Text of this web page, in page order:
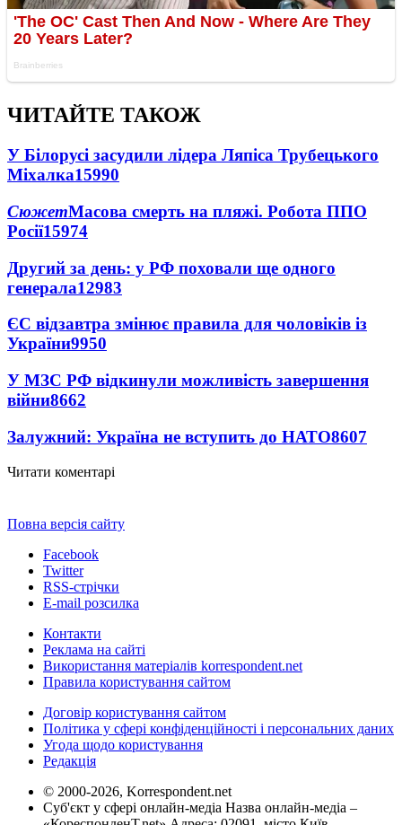
ЧИТАЙТЕ ТАКОЖ
У Білорусі засудили лідера Ляпіса Трубецького
Міхалка15990
СюжетМасова смерть на пляжі. Робота ППО
Росії15974
Другий за день: у РФ поховали ще одного
генерала12983
ЄС відзавтра змінює правила для чоловіків із
України9950
У МЗС РФ відкинули можливість завершення
війни8662
Залужний: Україна не вступить до НАТО8607
Читати коментарі
Повна версія сайту
Facebook
Twitter
RSS-стрічки
E-mail розсилка
Контакти
Реклама на сайті
Використання матеріалів korrespondent.net
Правила користування сайтом
Договір користування сайтом
Політика у сфері конфіденційності і персональних даних
Угода щодо користування
Редакція
© 2000-2026, Korrespondent.net
Суб'єкт у сфері онлайн-медіа Назва онлайн-медіа –